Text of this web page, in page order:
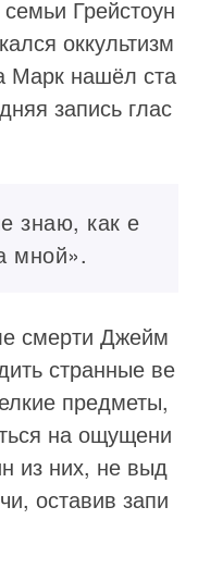
Грейстоун
оккультизм
Марк нашёл ста
запись глас
знаю, как е
мной».
смерти Джейм
странные ве
предметы,
на ощущени
из них, не выд
оставив запи